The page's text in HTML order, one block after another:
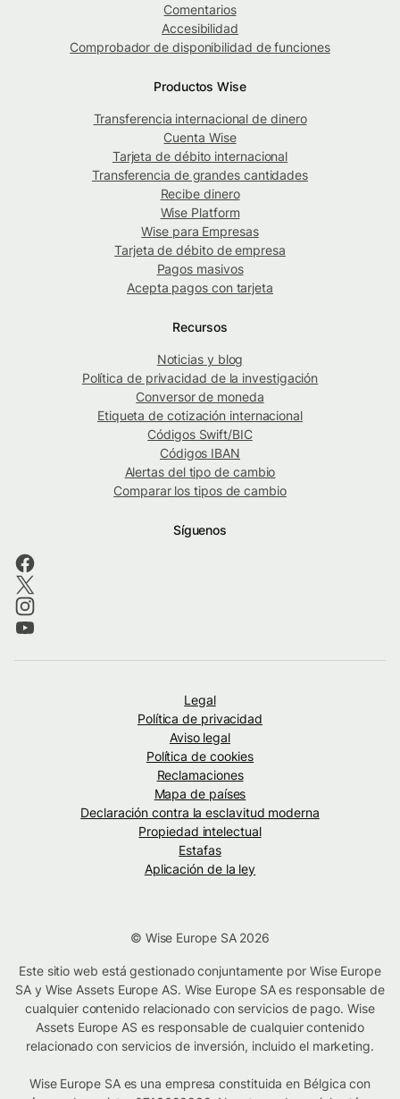
Comentarios
Accesibilidad
Comprobador de disponibilidad de funciones
Productos Wise
Transferencia internacional de dinero
Cuenta Wise
Tarjeta de débito internacional
Transferencia de grandes cantidades
Recibe dinero
Wise Platform
Wise para Empresas
Tarjeta de débito de empresa
Pagos masivos
Acepta pagos con tarjeta
Recursos
Noticias y blog
Política de privacidad de la investigación
Conversor de moneda
Etiqueta de cotización internacional
Códigos Swift/BIC
Códigos IBAN
Alertas del tipo de cambio
Comparar los tipos de cambio
Síguenos
Legal
Política de privacidad
Aviso legal
Política de cookies
Reclamaciones
Mapa de países
Declaración contra la esclavitud moderna
Propiedad intelectual
Estafas
Aplicación de la ley
© Wise Europe SA 2026
Este sitio web está gestionado conjuntamente por Wise Europe
SA y Wise Assets Europe AS. Wise Europe SA es responsable de
cualquier contenido relacionado con servicios de pago. Wise
Assets Europe AS es responsable de cualquier contenido
relacionado con servicios de inversión, incluido el marketing.
Wise Europe SA es una empresa constituida en Bélgica con